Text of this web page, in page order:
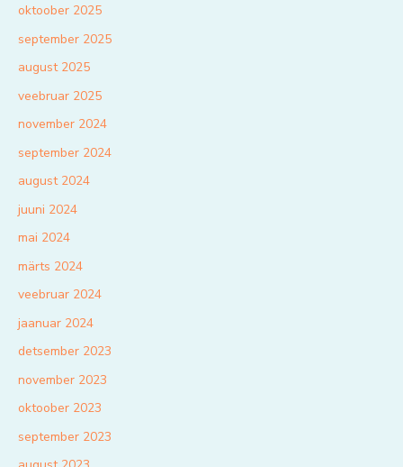
oktoober 2025
september 2025
august 2025
veebruar 2025
november 2024
september 2024
august 2024
juuni 2024
mai 2024
märts 2024
veebruar 2024
jaanuar 2024
detsember 2023
november 2023
oktoober 2023
september 2023